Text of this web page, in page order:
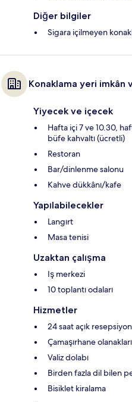
Diğer bilgiler
Sigara içilmeyen
Konaklama yeri imkân
Yiyecek ve içecek
Hafta içi 7 ve 10.30,
büfe kahvaltı (ücretli)
Restoran
Bar/dinlenme salonu
Kahve dükkânı/kafe
Yapılabilecekler
Langırt
Masa tenisi
Uzaktan çalışma
Iş merkezi
10 toplantı odaları
Hizmetler
24 saat açık resepsiyon
Çamaşırhane olanakları
Valiz dolabı
Birden fazla dil bilen
Bisiklet kiralama